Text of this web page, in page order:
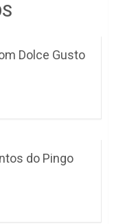
Dolce Gusto
do Pingo